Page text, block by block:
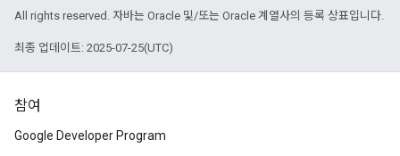
All rights reserved. 자바는 Oracle 및/또는 Oracle 계열사의 등록 상표입니다.
최종 업데이트: 2025-07-25(UTC)
참여
Google Developer Program